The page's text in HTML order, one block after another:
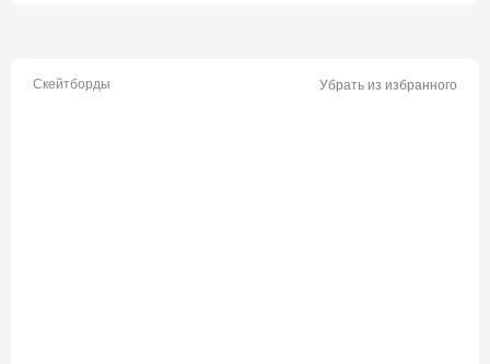
Скейтборды Убрать из избранного